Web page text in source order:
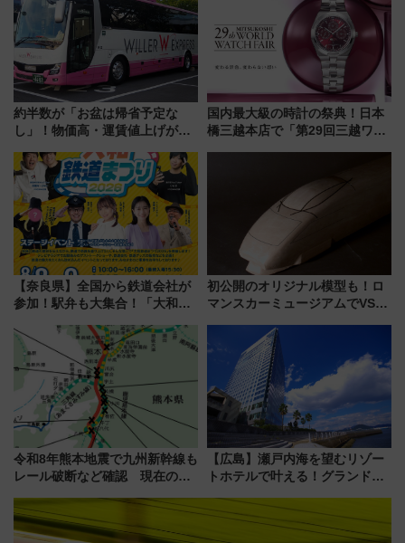
都心の夜に！
約半数が「お盆は帰省予定な
し」！物価高・運賃値上げが財
りたいけど……【WILLER お盆
帰省動向調査】
国内最大級の時計の祭典！日本
橋三越本店で「第29回三越ワー
【奈良県】全国から鉄道会社が
参加！駅弁も大集合！「大和鉄
に開催決定
初公開のオリジナル模型も！ロ
マンスカーミュージアムでVSE
15日スタート
令和8年熊本地震で九州新幹線も
レール破断など確認 現在の運
響
【広島】瀬戸内海を望むリゾー
トホテルで叶える！グランドプ
ディング＆カジュアルパーティ
ープラン